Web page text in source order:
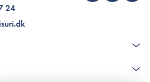
24
spørgsmål og svar